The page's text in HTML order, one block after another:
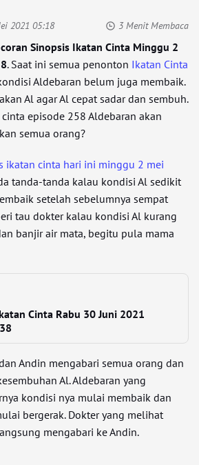
2021 05:18 3 Menit Membaca
Sinopsis Ikatan Cinta Minggu 2
. Saat ini semua penonton Ikatan Cinta
Aldebaran belum juga membaik.
Al agar Al cepat sadar dan sembuh.
episode 258 Aldebaran akan
semua orang?
ikatan cinta hari ini minggu 2 mei
tanda-tanda kalau kondisi Al sedikit
setelah sebelumnya sempat
tau dokter kalau kondisi Al kurang
banjir air mata, begitu pula mama
Cinta Rabu 30 Juni 2021
Andin mengabari semua orang dan
Al. Aldebaran yang
kondisi nya mulai membaik dan
bergerak. Dokter yang melihat
mengabari ke Andin.